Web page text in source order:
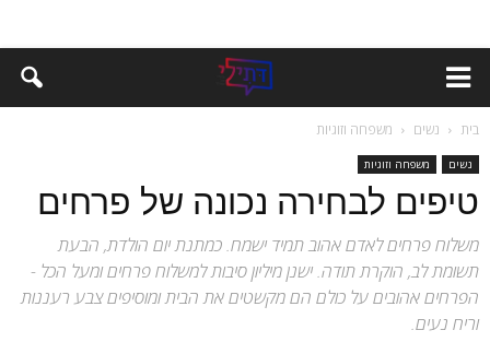
בית נשים משפחה וזוגיות
נשים משפחה וזוגיות
טיפים לבחירה נכונה של פרחים
משלוח פרחים לאדם אהוב תמיד ישמח. כמתנת יום הולדת, הבעת
תשומת לב, הוקרת תודה. ישנן מיליון סיבות למשלוח פרחים ומעל הכל -
הפרחים אהובים על כולם הם מקשטים את הבית ומוסיפים צבע רעננות
וריח נעים.